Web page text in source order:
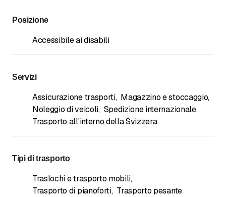
Posizione
Accessibile ai disabili
Servizi
Assicurazione trasporti, Magazzino e stoccaggio,
Noleggio di veicoli, Spedizione internazionale,
Trasporto all'interno della Svizzera
Tipi di trasporto
Traslochi e trasporto mobili,
Trasporto di pianoforti, Trasporto pesante